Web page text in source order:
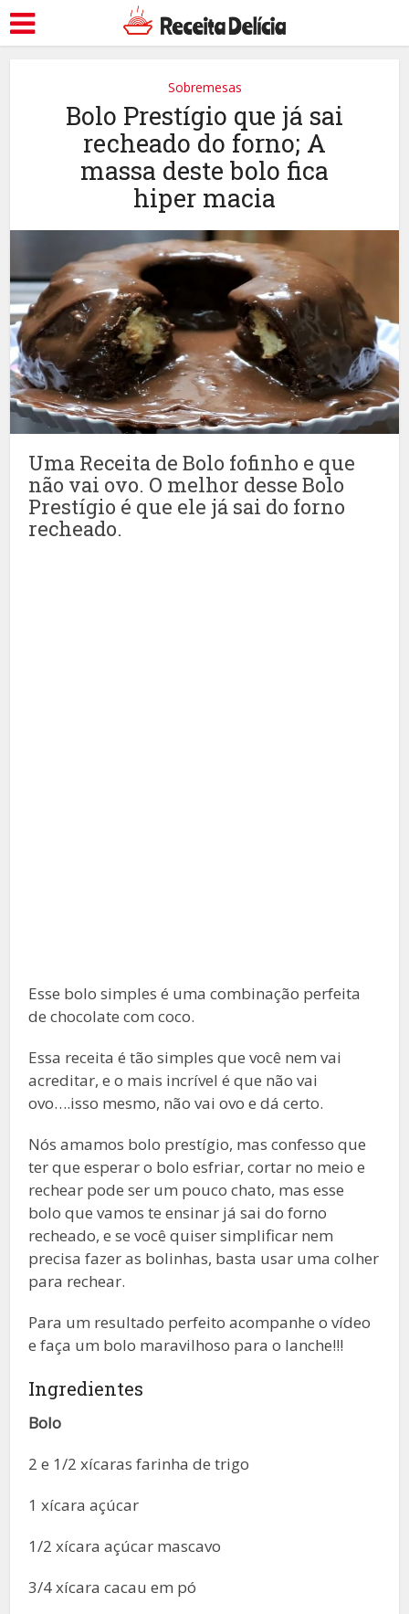
Sobremesas
Bolo Prestígio que já sai
recheado do forno; A
massa deste bolo fica
hiper macia
Uma Receita de Bolo fofinho e que
não vai ovo. O melhor desse Bolo
Prestígio é que ele já sai do forno
recheado.
Esse bolo simples é uma combinação perfeita
de chocolate com coco.
Essa receita é tão simples que você nem vai
acreditar, e o mais incrível é que não vai
ovo….isso mesmo, não vai ovo e dá certo.
Nós amamos bolo prestígio, mas confesso que
ter que esperar o bolo esfriar, cortar no meio e
rechear pode ser um pouco chato, mas esse
bolo que vamos te ensinar já sai do forno
recheado, e se você quiser simplificar nem
precisa fazer as bolinhas, basta usar uma colher
para rechear.
Para um resultado perfeito acompanhe o vídeo
e faça um bolo maravilhoso para o lanche!!!
Ingredientes
Bolo
2 e 1/2 xícaras farinha de trigo
1 xícara açúcar
1/2 xícara açúcar mascavo
3/4 xícara cacau em pó